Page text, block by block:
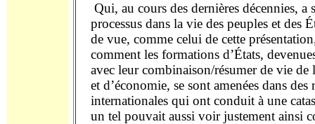
Qui, au cours des dernières décennies, a
processus dans la vie des peuples et des
de vue, comme celui de cette
comment les formations d’États,
avec leur combinaison/résumer de vie de
et d’économie, se sont amenées dans des
internationales qui ont conduit à une
un tel pouvait aussi voir justement ainsi